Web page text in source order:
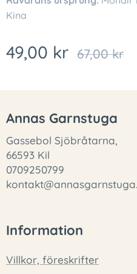
Kina
49,00 kr 67,00kr
Annas Garnstuga
Gassebol Sjöbråtarna,
66593 Kil
0709250799
Information
Villkor, föreskrifter